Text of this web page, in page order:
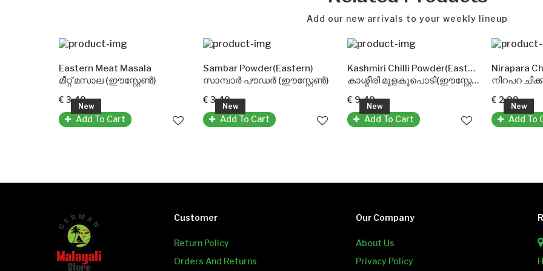
Add our new arrivals to your weekly lineup
New
Eastern Meat Masala
മീറ്റ് മസാല (ഈസ്റ്റേൺ)
€ 3.49
Add To Cart
New
Sambar Powder(Eastern)
സാമ്പാർ പൗഡർ (ഈസ്റ്റേൺ)
€ 3.49
Add To Cart
New
Kashmiri Chilli Powder(Eastern)
കാശ്മീരി മുളകുപൊടി(ഈസ്റ്റേൺ)
€ 9.49
Add To Cart
New
Nirapara
നിറപറ
€ 2.99
Add To
Customer
Return Policy
Orders And Returns
Our Company
About Us
Privacy Policy